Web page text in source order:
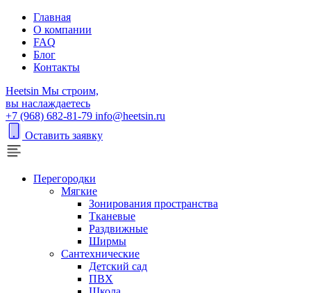
Главная
О компании
FAQ
Блог
Контакты
Heetsin Мы строим,
вы наслаждаетесь
+7 (968) 682-81-79 info@heetsin.ru
Оставить заявку
Перегородки
Мягкие
Зонирования пространства
Тканевые
Раздвижные
Ширмы
Сантехнические
Детский сад
ПВХ